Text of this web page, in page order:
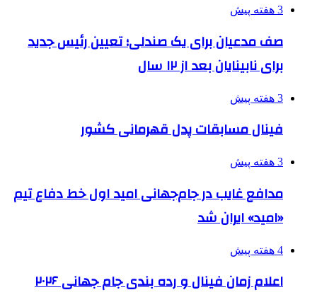
3 هفته پیش
صف مدعیان برای یک صندلی؛ تعیین رئیس جدید
برای نابینایان بعد از ۱۲ سال
3 هفته پیش
فینال مسابقات پدل قهرمانی کشور
3 هفته پیش
مدافع غایب در جام‌جهانی امید اول خط دفاع تیم
«امید» ایران شد
4 هفته پیش
اعلام زمان فینال و رده بندی جام جهانی ۲۰۲۶